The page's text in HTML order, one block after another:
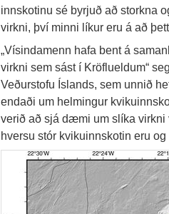
innskotinu sé byrjuð að storkna
virkni, því minni líkur eru á að
„Vísindamenn hafa bent á
virkni sem sást í Kröflueldum“
Veðurstofu Íslands, sem unnið
endaði um helmingur
verið að sjá dæmi um slíka
hversu stór kvikuinnskotin eru